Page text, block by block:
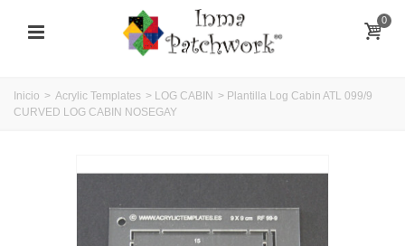
0
Inicio > Acrylic Templates > LOG CABIN > Plantilla Log Cabin ATL 099/9
CURVED LOG CABIN NOSEGAY